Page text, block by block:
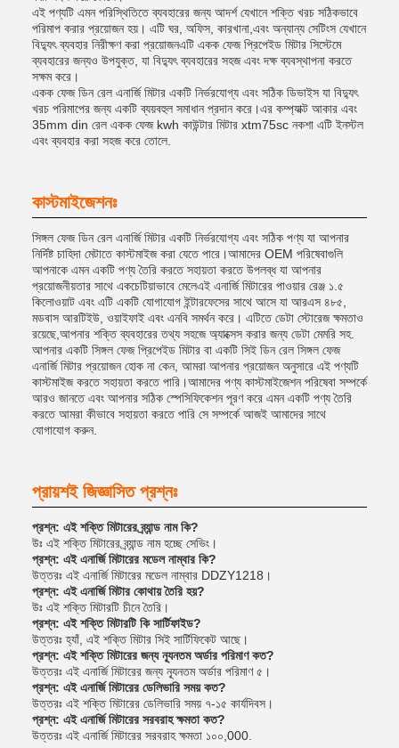
এই পণ্যটি এমন পরিস্থিতিতে ব্যবহারের জন্য আদর্শ যেখানে শক্তি খরচ সঠিকভাবে
পরিমাপ করার প্রয়োজন হয়। এটি ঘর, অফিস, কারখানা,এবং অন্যান্য সেটিংস যেখানে
বিদ্যুৎ ব্যবহার নিরীক্ষণ করা প্রয়োজনএটি একক ফেজ প্রিপেইড মিটার সিস্টেমে
ব্যবহারের জন্যও উপযুক্ত, যা বিদ্যুৎ ব্যবহারের সহজ এবং দক্ষ ব্যবস্থাপনা করতে
সক্ষম করে।
একক ফেজ ডিন রেল এনার্জি মিটার একটি নির্ভরযোগ্য এবং সঠিক ডিভাইস যা বিদ্যুৎ
খরচ পরিমাপের জন্য একটি ব্যয়বহুল সমাধান প্রদান করে।এর কম্প্যাক্ট আকার এবং
35mm din রেল একক ফেজ kwh কাউন্টার মিটার xtm75sc নকশা এটি ইনস্টল
এবং ব্যবহার করা সহজ করে তোলে.
কাস্টমাইজেশনঃ
সিঙ্গল ফেজ ডিন রেল এনার্জি মিটার একটি নির্ভরযোগ্য এবং সঠিক পণ্য যা আপনার
নির্দিষ্ট চাহিদা মেটাতে কাস্টমাইজ করা যেতে পারে।আমাদের OEM পরিষেবাগুলি
আপনাকে এমন একটি পণ্য তৈরি করতে সহায়তা করতে উপলব্ধ যা আপনার
প্রয়োজনীয়তার সাথে একচেটিয়াভাবে মেলেএই এনার্জি মিটারের পাওয়ার রেঞ্জ ১.৫
কিলোওয়াট এবং এটি একটি যোগাযোগ ইন্টারফেসের সাথে আসে যা আরএস ৪৮৫,
মডবাস আরটিইউ, ওয়াইফাই এবং এনবি সমর্থন করে। এটিতে ডেটা স্টোরেজ ক্ষমতাও
রয়েছে,আপনার শক্তি ব্যবহারের তথ্য সহজে অ্যাক্সেস করার জন্য ডেটা মেমরি সহ.
আপনার একটি সিঙ্গল ফেজ প্রিপেইড মিটার বা একটি সিই ডিন রেল সিঙ্গল ফেজ
এনার্জি মিটার প্রয়োজন হোক না কেন, আমরা আপনার প্রয়োজন অনুসারে এই পণ্যটি
কাস্টমাইজ করতে সহায়তা করতে পারি।আমাদের পণ্য কাস্টমাইজেশন পরিষেবা সম্পর্কে
আরও জানতে এবং আপনার সঠিক স্পেসিফিকেশন পূরণ করে এমন একটি পণ্য তৈরি
করতে আমরা কীভাবে সহায়তা করতে পারি সে সম্পর্কে আজই আমাদের সাথে
যোগাযোগ করুন.
প্রায়শই জিজ্ঞাসিত প্রশ্নঃ
প্রশ্ন: এই শক্তি মিটারের ব্র্যান্ড নাম কি?
উঃ এই শক্তি মিটারের ব্র্যান্ড নাম হচ্ছে সেভিং।
প্রশ্ন: এই এনার্জি মিটারের মডেল নাম্বার কি?
উত্তরঃ এই এনার্জি মিটারের মডেল নাম্বার DDZY1218।
প্রশ্ন: এই এনার্জি মিটার কোথায় তৈরি হয়?
উঃ এই শক্তি মিটারটি চীনে তৈরি।
প্রশ্ন: এই শক্তি মিটারটি কি সার্টিফাইড?
উত্তরঃ হ্যাঁ, এই শক্তি মিটার সিই সার্টিফিকেট আছে।
প্রশ্ন: এই শক্তি মিটারের জন্য ন্যূনতম অর্ডার পরিমাণ কত?
উত্তরঃ এই এনার্জি মিটারের জন্য ন্যূনতম অর্ডার পরিমাণ ৫।
প্রশ্ন: এই এনার্জি মিটারের ডেলিভারি সময় কত?
উত্তরঃ এই শক্তি মিটারের ডেলিভারি সময় ৭-১৫ কার্যদিবস।
প্রশ্ন: এই এনার্জি মিটারের সরবরাহ ক্ষমতা কত?
উত্তরঃ এই এনার্জি মিটারের সরবরাহ ক্ষমতা ১০০,000.